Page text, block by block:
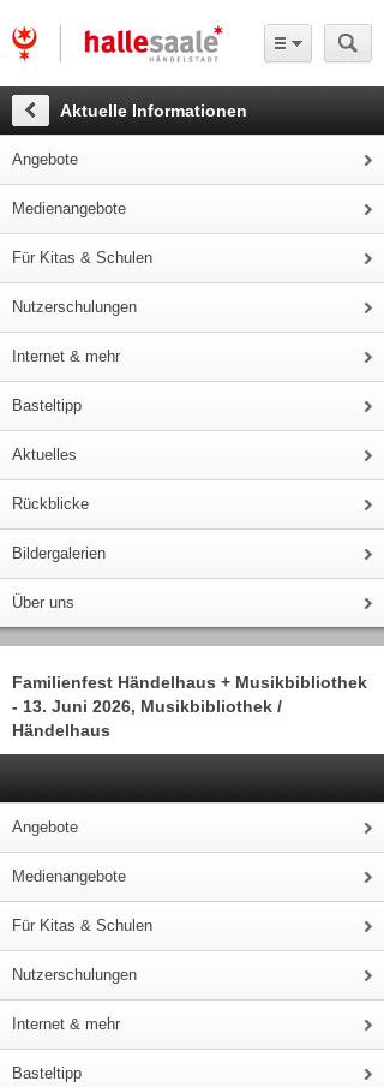
Aktuelle Informationen
Angebote
Medienangebote
Für Kitas & Schulen
Nutzerschulungen
Internet & mehr
Basteltipp
Aktuelles
Rückblicke
Bildergalerien
Über uns
Familienfest Händelhaus + Musikbibliothek
- 13. Juni 2026, Musikbibliothek /
Händelhaus
Angebote
Medienangebote
Für Kitas & Schulen
Nutzerschulungen
Internet & mehr
Basteltipp